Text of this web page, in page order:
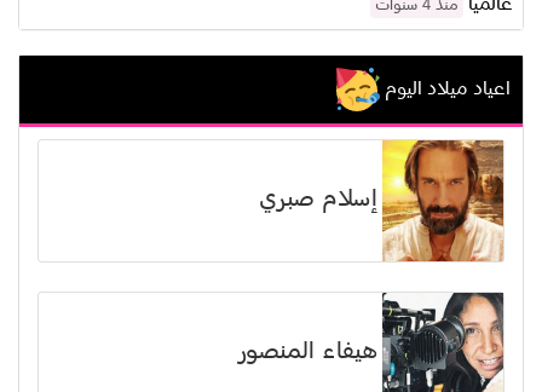
عالمياً
منذ 4 سنوات
اعياد ميلاد اليوم
إسلام صبري
هيفاء المنصور